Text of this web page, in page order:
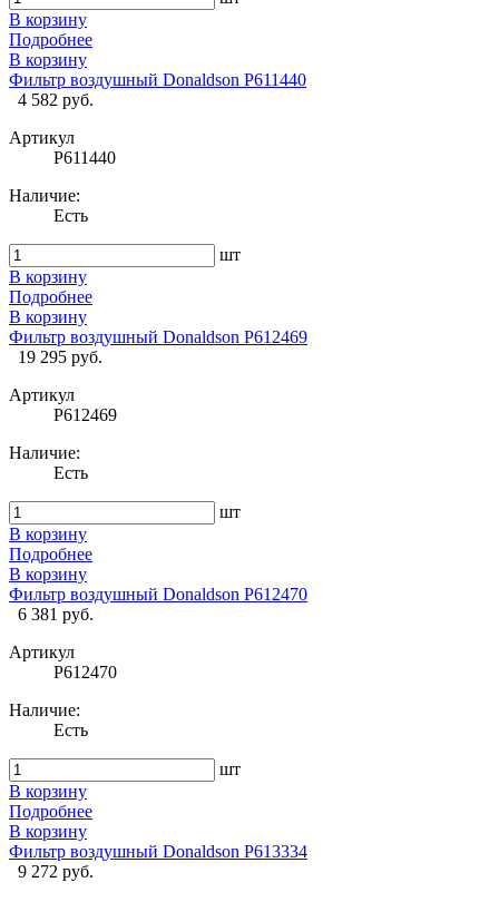
В корзину
Подробнее
В корзину
Фильтр воздушный Donaldson P611440
4 582 руб.
Артикул
P611440
Наличие:
Есть
шт
В корзину
Подробнее
В корзину
Фильтр воздушный Donaldson P612469
19 295 руб.
Артикул
P612469
Наличие:
Есть
шт
В корзину
Подробнее
В корзину
Фильтр воздушный Donaldson P612470
6 381 руб.
Артикул
P612470
Наличие:
Есть
шт
В корзину
Подробнее
В корзину
Фильтр воздушный Donaldson P613334
9 272 руб.